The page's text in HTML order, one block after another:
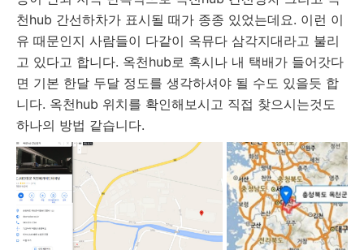
천hub 간선하차가 표시될 때가 종종 있었는데요. 이런 이
유 때문인지 사람들이 다같이 옥뮤다 삼각지대라고 불리
고 있다고 합니다. 옥천hub로 혹시나 내 택배가 들어갓다
면 기본 한달 두달 정도를 생각하셔야 될 수도 있을듯 합
니다. 옥천hub 위치를 확인해보시고 직접 찾으시는것도
하나의 방법 같습니다.